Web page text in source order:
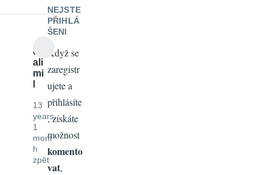
d
ali
mi
13
years
1
mont
h
zpět
NEJSTE
PŘIHLÁ
ŠENI
Když se
zaregistr
ujete a
přihlásíte
, získáte
možnost
komento
vat,